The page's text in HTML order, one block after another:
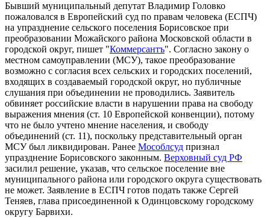
Бывший муниципальный депутат Владимир Головко
пожаловался в Европейский суд по правам человека (ЕСПЧ)
на упразднение сельского поселения Борисовское при
преобразовании Можайского района Московской области в
городской округ, пишет "Коммерсантъ". Согласно закону о
местном самоуправлении (МСУ), такое преобразование
возможно с согласия всех сельских и городских поселений,
входящих в создаваемый городской округ, но публичные
слушания при объединении не проводились. Заявитель
обвиняет российские власти в нарушении права на свободу
выражения мнения (ст. 10 Европейской конвенции), потому
что не было учтено мнение населения, и свободу
объединений (ст. 11), поскольку представительный орган
МСУ был ликвидирован. Ранее Мособлсуд признал
упразднение Борисовского законным. Верховный суд РФ
засилил решение, указав, что сельское поселение вне
муниципального района или городского округа существовать
не может. Заявление в ЕСПЧ готов подать также Сергей
Теняев, глава присоединенной к Одинцовскому городскому
округу Барвихи.